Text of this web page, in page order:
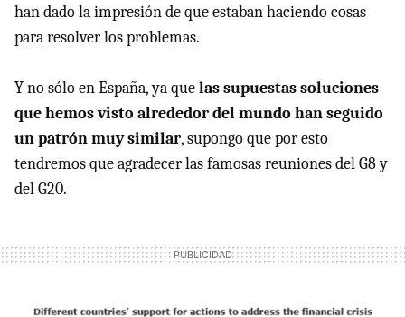
han dado la impresión de que estaban haciendo cosas
para resolver los problemas.
Y no sólo en España, ya quelas supuestas soluciones
que hemos visto alrededor del mundo han seguido
un patrón muy similar, supongo que por esto
tendremos que agradecer las famosas reuniones del G8 y
del G20.